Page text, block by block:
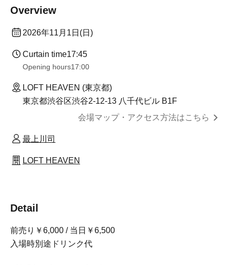
Overview
2026年11月1日(日)
Curtain time17:45
Opening hours17:00
LOFT HEAVEN (東京都)
東京都渋谷区渋谷2-12-13 八千代ビル B1F
会場マップ・アクセス方法はこちら
最上川司
LOFT HEAVEN
Detail
前売り￥6,000 / 当日￥6,500
入場時別途ドリンク代